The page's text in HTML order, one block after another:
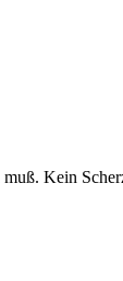
muß. Kein